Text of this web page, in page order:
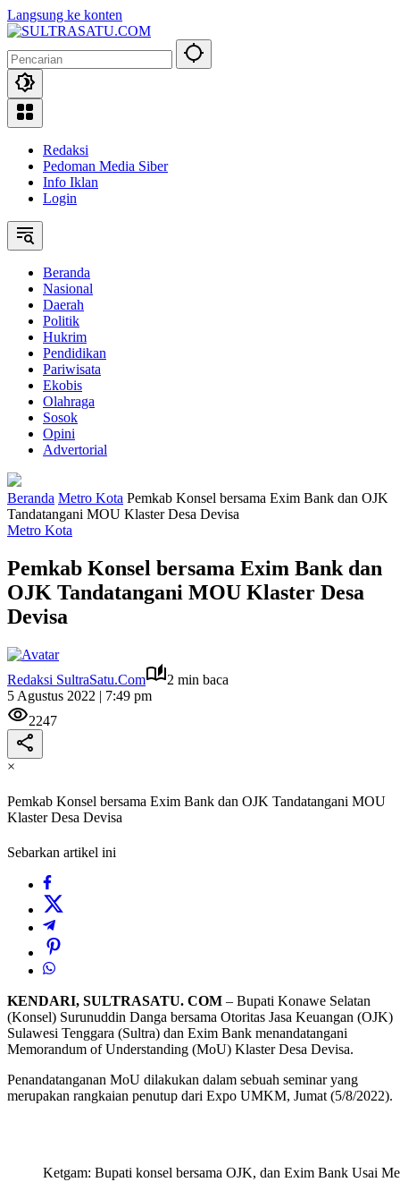
Langsung ke konten
Redaksi
Pedoman Media Siber
Info Iklan
Login
Beranda
Nasional
Daerah
Politik
Hukrim
Pendidikan
Pariwisata
Ekobis
Olahraga
Sosok
Opini
Advertorial
Beranda Metro Kota Pemkab Konsel bersama Exim Bank dan OJK
Tandatangani MOU Klaster Desa Devisa
Metro Kota
Pemkab Konsel bersama Exim Bank dan
OJK Tandatangani MOU Klaster Desa
Devisa
Redaksi SultraSatu.Com
2 min baca
5 Agustus 2022 | 7:49 pm
2247
×
Pemkab Konsel bersama Exim Bank dan OJK Tandatangani MOU
Klaster Desa Devisa
Sebarkan artikel ini
KENDARI, SULTRASATU. COM – Bupati Konawe Selatan
(Konsel) Surunuddin Danga bersama Otoritas Jasa Keuangan (OJK)
Sulawesi Tenggara (Sultra) dan Exim Bank menandatangani
Memorandum of Understanding (MoU) Klaster Desa Devisa.
Penandatanganan MoU dilakukan dalam sebuah seminar yang
merupakan rangkaian penutup dari Expo UMKM, Jumat (5/8/2022).
Ketgam: Bupati konsel bersama OJK, dan Exim Bank Usai